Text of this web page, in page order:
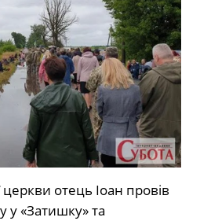
отець Іоан провів
у «Затишку» та